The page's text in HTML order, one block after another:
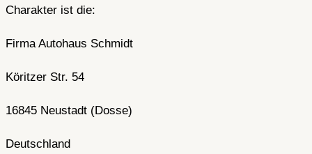
Charakter ist die:
Firma Autohaus Schmidt
Köritzer Str. 54
16845 Neustadt (Dosse)
Deutschland